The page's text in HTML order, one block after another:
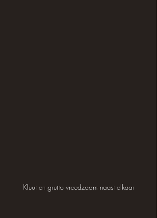
Kluut en grutto vreedzaam naast elkaar